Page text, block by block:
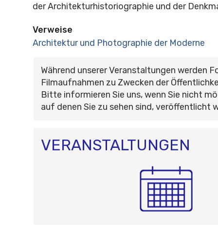
der Architekturhistoriographie und der
Verweise
Architektur und Photographie der Moderne
Während unserer Veranstaltungen werden
Filmaufnahmen zu Zwecken der
Bitte informieren Sie uns, wenn Sie nicht
auf denen Sie zu sehen sind, veröffentlicht
VERANSTALTUNGEN